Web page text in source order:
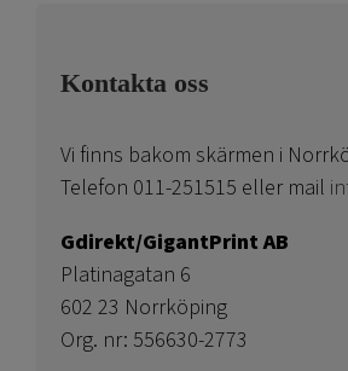
Kontakta oss
Vi finns bakom skärmen i
Telefon 011-251515 eller mail
Gdirekt/GigantPrint AB
Platinagatan 6
602 23 Norrköping
Org. nr: 556630-2773